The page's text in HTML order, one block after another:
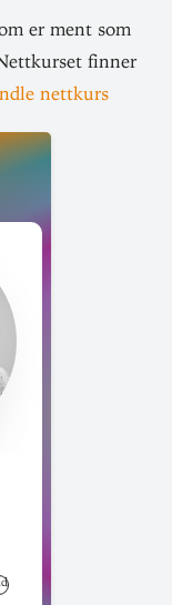
er ment som
finner
nettkurs